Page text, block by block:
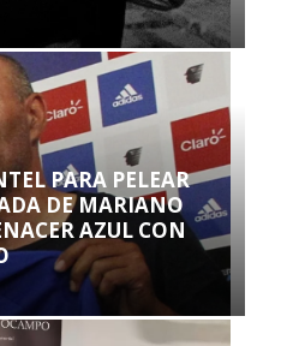
PARA PELEAR
DE MARIANO
AZUL CON